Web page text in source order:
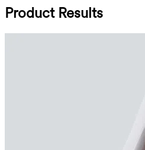
Product Results